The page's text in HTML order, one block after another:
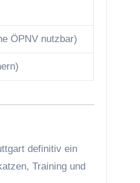
ÖPNV nutzbar)
definitiv ein
Training und